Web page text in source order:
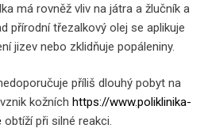
má rovněž vliv na játra a žlučník a
přírodní třezalkový olej se aplikuje
jizev nebo zklidňuje popáleniny.
příliš dlouhý pobyt na
kožních https://www.poliklinika-
obtíží při silné reakci.